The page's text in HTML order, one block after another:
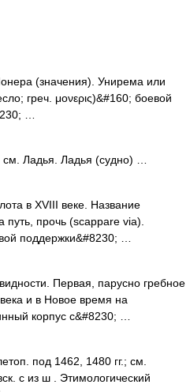
(значения). Унирема или
греч. μονερις)&#160; боевой
…
Ладья. Ладья (судно) …
в XVIII веке. Название
путь, прочь (scappare via).
поддержки&#8230; …
Первая, парусно гребное
и в Новое время на
корпус с&#8230; …
под 1462, 1480 гг.; см.
с из ш . Этимологический